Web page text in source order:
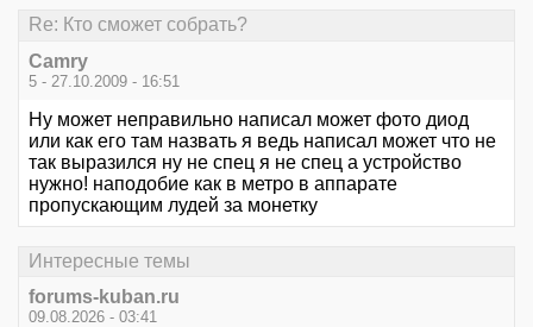
Re: Кто сможет собрать?
Camry
5 - 27.10.2009 - 16:51
Ну может неправильно написал может фото диод
или как его там назвать я ведь написал может что не
так выразился ну не спец я не спец а устройство
нужно! наподобие как в метро в аппарате
пропускающим лудей за монетку
Интересные темы
forums-kuban.ru
09.08.2026 - 03:41